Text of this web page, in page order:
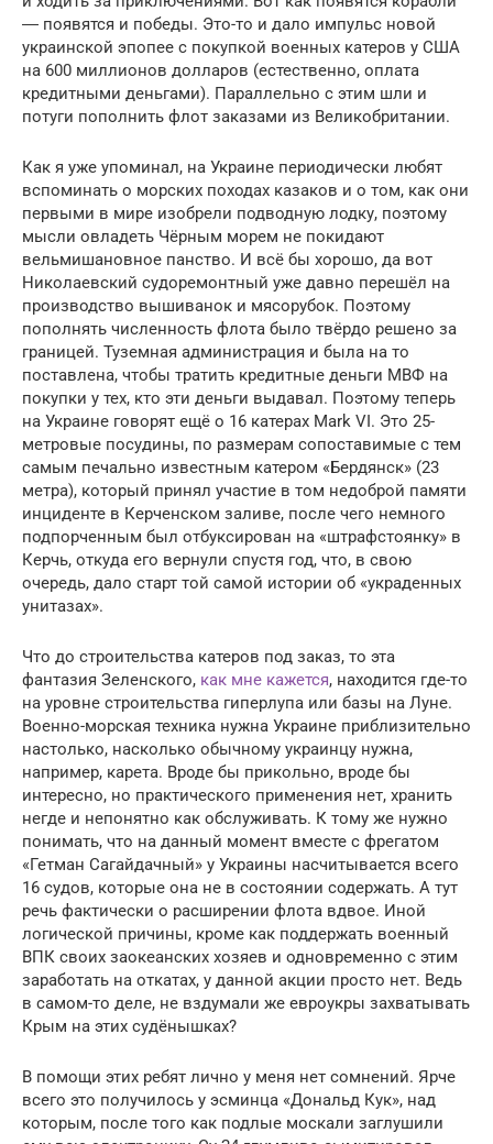
― появятся и победы. Это-то и дало импульс новой
украинской эпопее с покупкой военных катеров у США
на 600 миллионов долларов (естественно, оплата
кредитными деньгами). Параллельно с этим шли и
потуги пополнить флот заказами из Великобритании.
Как я уже упоминал, на Украине периодически любят
вспоминать о морских походах казаков и о том, как они
первыми в мире изобрели подводную лодку, поэтому
мысли овладеть Чёрным морем не покидают
вельмишановное панство. И всё бы хорошо, да вот
Николаевский судоремонтный уже давно перешёл на
производство вышиванок и мясорубок. Поэтому
пополнять численность флота было твёрдо решено за
границей. Туземная администрация и была на то
поставлена, чтобы тратить кредитные деньги МВФ на
покупки у тех, кто эти деньги выдавал. Поэтому теперь
на Украине говорят ещё о 16 катерах Mark VI. Это 25-
метровые посудины, по размерам сопоставимые с тем
самым печально известным катером «Бердянск» (23
метра), который принял участие в том недоброй памяти
инциденте в Керченском заливе, после чего немного
подпорченным был отбуксирован на «штрафстоянку» в
Керчь, откуда его вернули спустя год, что, в свою
очередь, дало старт той самой истории об «украденных
унитазах».
Что до строительства катеров под заказ, то эта
фантазия Зеленского, как мне кажется, находится где-то
на уровне строительства гиперлупа или базы на Луне.
Военно-морская техника нужна Украине приблизительно
настолько, насколько обычному украинцу нужна,
например, карета. Вроде бы прикольно, вроде бы
интересно, но практического применения нет, хранить
негде и непонятно как обслуживать. К тому же нужно
понимать, что на данный момент вместе с фрегатом
«Гетман Сагайдачный» у Украины насчитывается всего
16 судов, которые она не в состоянии содержать. А тут
речь фактически о расширении флота вдвое. Иной
логической причины, кроме как поддержать военный
ВПК своих заокеанских хозяев и одновременно с этим
заработать на откатах, у данной акции просто нет. Ведь
в самом-то деле, не вздумали же евроукры захватывать
Крым на этих судёнышках?
В помощи этих ребят лично у меня нет сомнений. Ярче
всего это получилось у эсминца «Дональд Кук», над
которым, после того как подлые москали заглушили